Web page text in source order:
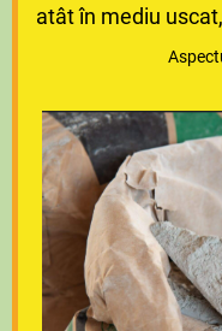
atât în mediu